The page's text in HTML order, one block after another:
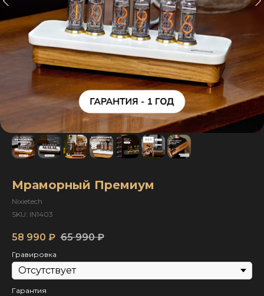
Мраморный Премиум
Nixietech
SKU: IN1403
58 990 ₽ 65 990 ₽
Гравировка
Гарантия